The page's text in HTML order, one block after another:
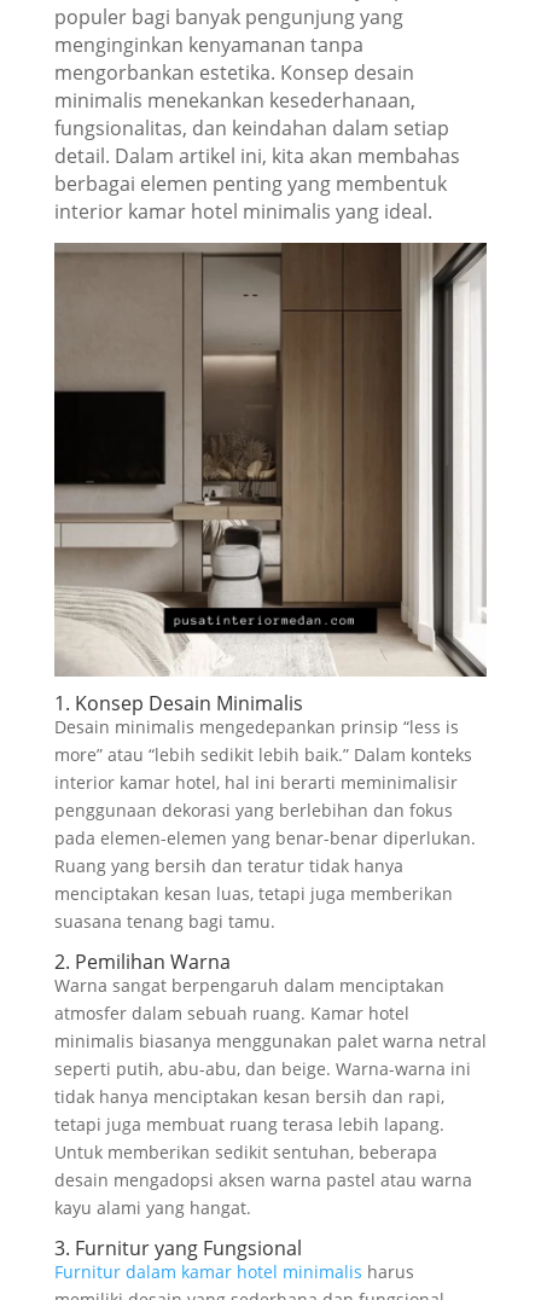
populer bagi banyak pengunjung yang
menginginkan kenyamanan tanpa
mengorbankan estetika. Konsep desain
minimalis menekankan kesederhanaan,
fungsionalitas, dan keindahan dalam setiap
detail. Dalam artikel ini, kita akan membahas
berbagai elemen penting yang membentuk
interior kamar hotel minimalis yang ideal.
1. Konsep Desain Minimalis
Desain minimalis mengedepankan prinsip “less is
more” atau “lebih sedikit lebih baik.” Dalam konteks
interior kamar hotel, hal ini berarti meminimalisir
penggunaan dekorasi yang berlebihan dan fokus
pada elemen-elemen yang benar-benar diperlukan.
Ruang yang bersih dan teratur tidak hanya
menciptakan kesan luas, tetapi juga memberikan
suasana tenang bagi tamu.
2. Pemilihan Warna
Warna sangat berpengaruh dalam menciptakan
atmosfer dalam sebuah ruang. Kamar hotel
minimalis biasanya menggunakan palet warna netral
seperti putih, abu-abu, dan beige. Warna-warna ini
tidak hanya menciptakan kesan bersih dan rapi,
tetapi juga membuat ruang terasa lebih lapang.
Untuk memberikan sedikit sentuhan, beberapa
desain mengadopsi aksen warna pastel atau warna
kayu alami yang hangat.
3. Furnitur yang Fungsional
Furnitur dalam kamar hotel minimalis harus